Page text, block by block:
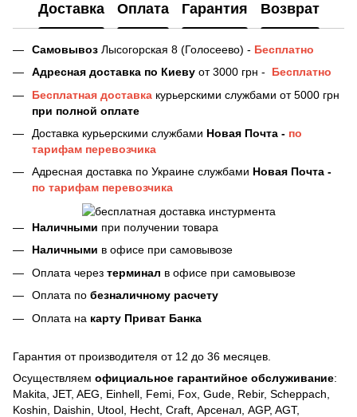
Доставка Оплата Гарантия Возврат
Самовывоз Лысогорская 8 (Голосеево) - Бесплатно
Адресная доставка по Киеву от 3000 грн -
Бесплатно
Бесплатная доставка курьерскими службами от 5000 грн
при полной оплате
Доставка курьерскими службами Новая Почта - по
тарифам перевозчика
Адресная доставка по Украине службами Новая Почта -
по тарифам перевозчика
Наличными при получении товара
Наличными в офисе при самовывозе
Оплата через терминал в офисе при самовывозе
Оплата по безналичному расчету
Оплата на карту Приват Банка
Гарантия от производителя от 12 до 36 месяцев.
Осуществляем официальное гарантийное обслуживание:
Makita, JET, AEG, Einhell, Femi, Fox, Gude, Rebir, Scheppach,
Koshin, Daishin, Utool, Hecht, Craft, Арсенал, AGP, AGT,